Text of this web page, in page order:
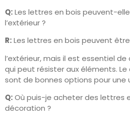
Q:Les lettres en bois peuvent-
l’extérieur ?
R:Les lettres en bois peuvent
l’extérieur, mais il est essentiel
qui peut résister aux éléments.
sont de bonnes options pour une
Q:Où puis-je acheter des lettres
décoration ?